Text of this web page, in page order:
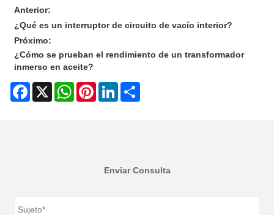
Anterior:
¿Qué es un interruptor de circuito de vacío interior?
Próximo:
¿Cómo se prueban el rendimiento de un transformador
inmerso en aceite?
Facebook
X WhatsAppPinterestLinkedIn
Enviar Consulta